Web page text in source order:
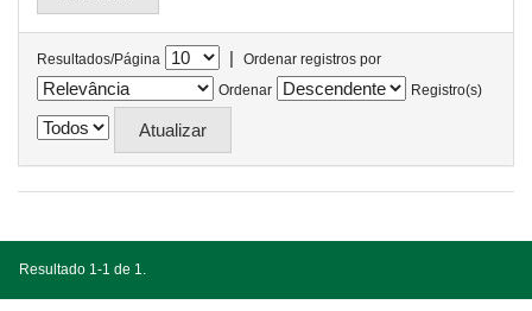
Resultados/Página |
Ordenar registros por
Ordenar
Registro(s)
Resultado 1-1 de 1.